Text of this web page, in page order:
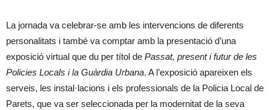
La jornada va celebrar-se amb les intervencions de diferents
personalitats i també va comptar amb la presentació d’una
exposició virtual que du per títol de Passat, present i futur de les
Policies Locals i la Guàrdia Urbana. A l’exposició apareixen els
serveis, les instal·lacions i els professionals de la Policia Local de
Parets, que va ser seleccionada per la modernitat de la seva